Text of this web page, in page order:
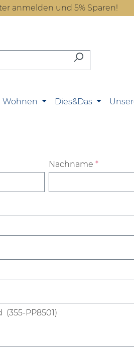
anmelden und 5% Sparen!
Wohnen Dies&Das
Nachname *